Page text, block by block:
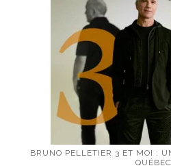
BRUNO PELLETIER 3 ET MOI :
QUÉBEC